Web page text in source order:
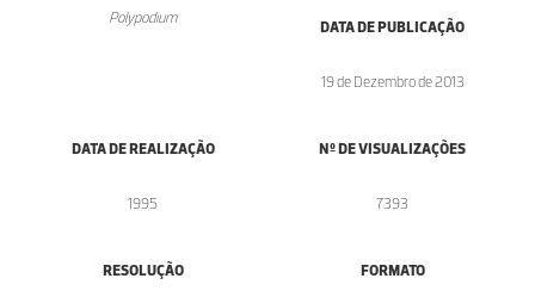
Polypodium
DATA DE PUBLICAÇÃO
19 de Dezembro de 2013
DATA DE REALIZAÇÃO
1995
Nº DE VISUALIZAÇÕES
7393
RESOLUÇÃO FORMATO